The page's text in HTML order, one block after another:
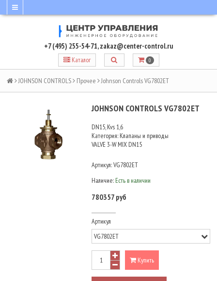
+7 (495) 255-54-71,zakaz@center-control.ru
Каталог 0
JOHNSON CONTROLS Прочее Johnson Controls VG7802ET
JOHNSON CONTROLS VG7802ET
DN15, Kvs 1,6
Категория: Клапаны и приводы
VALVE 3-W MIX DN15
Артикул:VG7802ET
Наличие: Есть в наличии
780357 руб
Артикул
Купить